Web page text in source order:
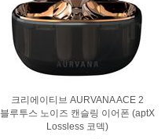
크리에이티브 AURVANA ACE 2
블루투스 노이즈 캔슬링 이어폰 (aptX
Lossless 코덱)